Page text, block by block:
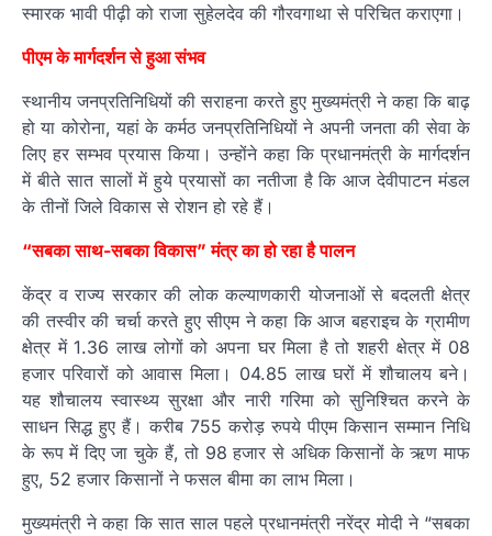
स्मारक भावी पीढ़ी को राजा सुहेलदेव की गौरवगाथा से परिचित कराएगा।
पीएम के मार्गदर्शन से हुआ संभव
स्थानीय जनप्रतिनिधियों की सराहना करते हुए मुख्यमंत्री ने कहा कि बाढ़
हो या कोरोना, यहां के कर्मठ जनप्रतिनिधियों ने अपनी जनता की सेवा के
लिए हर सम्भव प्रयास किया। उन्होंने कहा कि प्रधानमंत्री के मार्गदर्शन
में बीते सात सालों में हुये प्रयासों का नतीजा है कि आज देवीपाटन मंडल
के तीनों जिले विकास से रोशन हो रहे हैं।
“सबका साथ-सबका विकास” मंत्र का हो रहा है पालन
केंद्र व राज्य सरकार की लोक कल्याणकारी योजनाओं से बदलती क्षेत्र
की तस्वीर की चर्चा करते हुए सीएम ने कहा कि आज बहराइच के ग्रामीण
क्षेत्र में 1.36 लाख लोगों को अपना घर मिला है तो शहरी क्षेत्र में 08
हजार परिवारों को आवास मिला। 04.85 लाख घरों में शौचालय बने।
यह शौचालय स्वास्थ्य सुरक्षा और नारी गरिमा को सुनिश्चित करने के
साधन सिद्ध हुए हैं। करीब 755 करोड़ रुपये पीएम किसान सम्मान निधि
के रूप में दिए जा चुके हैं, तो 98 हजार से अधिक किसानों के ऋण माफ
हुए, 52 हजार किसानों ने फसल बीमा का लाभ मिला।
मुख्यमंत्री ने कहा कि सात साल पहले प्रधानमंत्री नरेंद्र मोदी ने “सबका